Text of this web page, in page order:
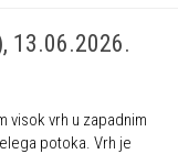
2025
13.06.2026.
visok vrh u zapadnim
potoka. Vrh je